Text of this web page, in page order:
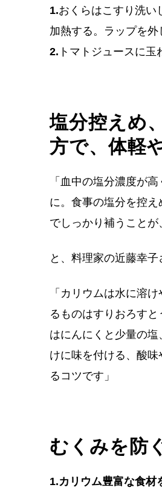
1.おくらはこすり洗い
加熱する。ラップを外
2. トマトジュースに
塩分控えめ
方で、体軽
「血中の塩分濃度が
に。食事の塩分を控
でしっかり補うことが
と、料理家の近藤幸
「カリウムは水に溶
るものはすりおろす
はにんにくと少量の
けに味を付ける、酸
るコツです」
むくみを防
1.カリウム豊富な食材